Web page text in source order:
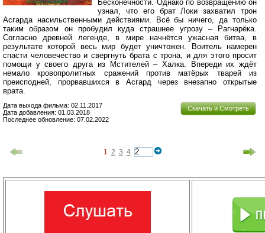
Бесконечности. Однако по возвращению он
узнал, что его брат Локи захватил трон
Асгарда насильственными действиями. Всё бы ничего, да только
таким образом он пробудил куда страшнее угрозу – Рагнарёка.
Согласно древней легенде, в мире начнётся ужасная битва, в
результате которой весь мир будет уничтожен. Воитель намерен
спасти человечество и свергнуть брата с трона, и для этого просит
помощи у своего друга из Мстителей – Халка. Впереди их ждёт
немало кровопролитных сражений против матёрых тварей из
преисподней, прорвавшихся в Асгард через внезапно открытые
врата.
Скачать и Смотреть
Дата выхода фильма: 02.11.2017
Дата добавления: 01.03.2018
Последнее обновление: 07.02.2022
1 2 3 4